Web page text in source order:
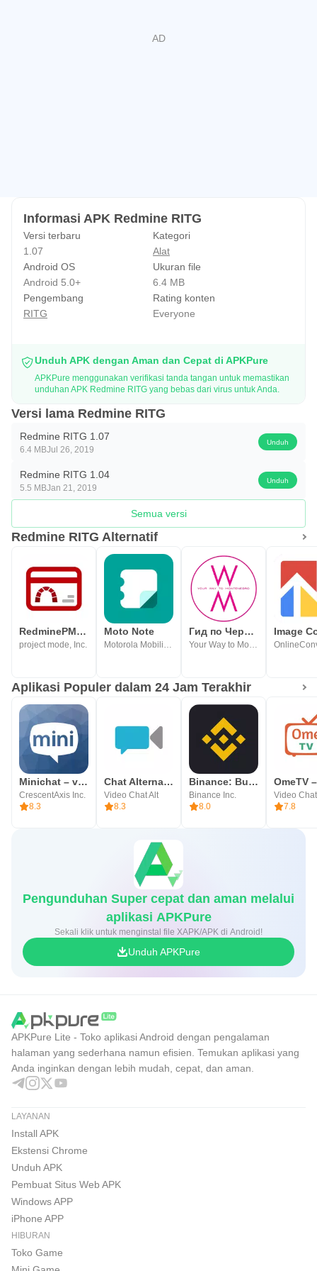
Informasi APK Redmine RITG
Versi terbaru
1.07
Kategori
Alat
Android OS
Android 5.0+
Ukuran file
6.4 MB
Pengembang
RITG
Rating konten
Everyone
Unduh APK dengan Aman dan Cepat di APKPure
APKPure menggunakan verifikasi tanda tangan untuk memastikan
unduhan APK Redmine RITG yang bebas dari virus untuk Anda.
Versi lama Redmine RITG
Redmine RITG 1.07
6.4 MBJul 26, 2019
Unduh
Redmine RITG 1.04
5.5 MBJan 21, 2019
Unduh
Semua versi
Redmine RITG Alternatif
RedminePM - Redmine Client App
project mode, Inc.
Moto Note
Motorola Mobility LLC.
Гид по Черногории
Your Way to Montenegro
Aplikasi Populer dalam 24 Jam Terakhir
Minichat – video chat acak
CrescentAxis Inc.
8.3
Chat Alternative — android app
Video Chat Alt
8.3
Binance: Buy Bitcoin & Crypto
Binance Inc.
8.0
7.8
Pengunduhan Super cepat dan aman melalui
aplikasi APKPure
Sekali klik untuk menginstal file XAPK/APK di Android!
Unduh APKPure
APKPure Lite - Toko aplikasi Android dengan pengalaman
halaman yang sederhana namun efisien. Temukan aplikasi yang
Anda inginkan dengan lebih mudah, cepat, dan aman.
LAYANAN
Install APK
Ekstensi Chrome
Unduh APK
Pembuat Situs Web APK
Windows APP
iPhone APP
HIBURAN
Toko Game